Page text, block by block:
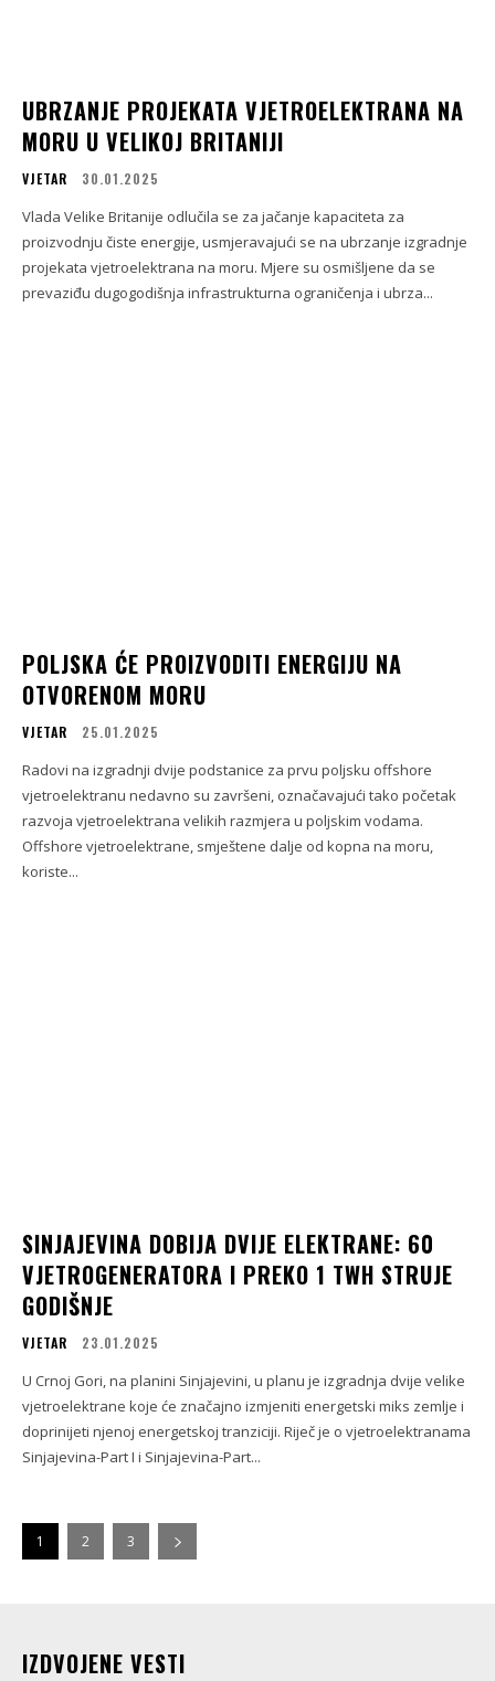
UBRZANJE PROJEKATA VJETROELEKTRANA NA
MORU U VELIKOJ BRITANIJI
VJETAR 30.01.2025
Vlada Velike Britanije odlučila se za jačanje kapaciteta za
proizvodnju čiste energije, usmjeravajući se na ubrzanje izgradnje
projekata vjetroelektrana na moru. Mjere su osmišljene da se
prevaziđu dugogodišnja infrastrukturna ograničenja i ubrza...
POLJSKA ĆE PROIZVODITI ENERGIJU NA
OTVORENOM MORU
VJETAR 25.01.2025
Radovi na izgradnji dvije podstanice za prvu poljsku offshore
vjetroelektranu nedavno su završeni, označavajući tako početak
razvoja vjetroelektrana velikih razmjera u poljskim vodama.
Offshore vjetroelektrane, smještene dalje od kopna na moru,
koriste...
SINJAJEVINA DOBIJA DVIJE ELEKTRANE: 60
VJETROGENERATORA I PREKO 1 TWH STRUJE
GODIŠNJE
VJETAR 23.01.2025
U Crnoj Gori, na planini Sinjajevini, u planu je izgradnja dvije velike
vjetroelektrane koje će značajno izmjeniti energetski miks zemlje i
doprinijeti njenoj energetskoj tranziciji. Riječ je o vjetroelektranama
Sinjajevina-Part I i Sinjajevina-Part...
1 2 3
IZDVOJENE VESTI